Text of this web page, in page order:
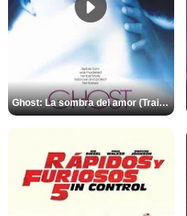
Ghost: La sombra del amor (Trailer original)